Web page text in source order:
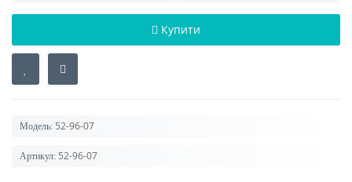
Купити
Модель: 52-96-07
Артикул: 52-96-07